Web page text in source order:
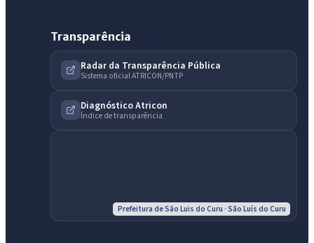
Transparência
Radar da Transparência Pública
Sistema oficial ATRICON/PNTP
Diagnóstico Atricon
Índice de transparência
Prefeitura de São Luis do Curu · São Luís do Curu
IntGest AI
Assistente do Portal
Licitações abertas Carta de serviços Diário Oficial